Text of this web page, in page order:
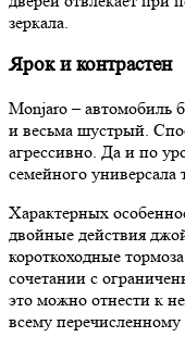
зеркала.
Ярок и контрастен
Monjaro – автомобиль
и весьма шустрый.
агрессивно. Да и по
семейного универсала
Характерных
двойные действия
короткоходные
сочетании с
это можно отнести к
всему